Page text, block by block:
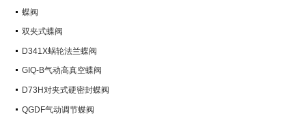
蝶阀
双夹式蝶阀
D341X蜗轮法兰蝶阀
GIQ-B气动高真空蝶阀
D73H对夹式硬密封蝶阀
QGDF气动调节蝶阀